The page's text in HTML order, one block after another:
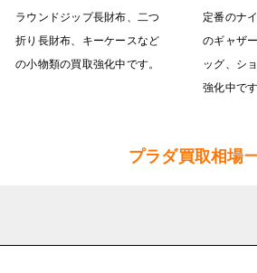
ラウンドジップ長財布、二つ
折り長財布、キーケースなど
の小物類の買取強化中です。
定番のナ
のギャザ
ッグ、シ
強化中です
プラダ買取相場